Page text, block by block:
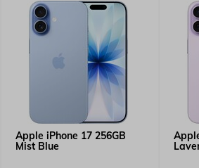
Apple iPhone 17 256GB
Mist Blue